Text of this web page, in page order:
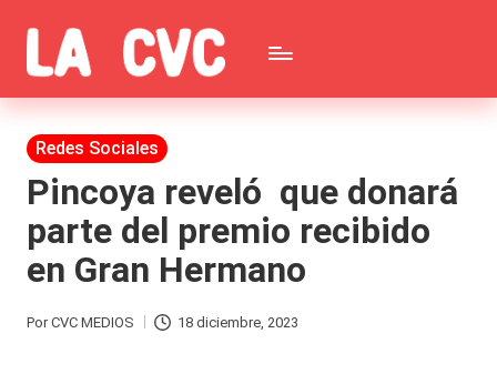
Saltar
al
contenido
C
o
p
u
c
h
a
Todas
las
noticias
de
la
Publicada
en
Redes Sociales
Pincoya reveló que donará
parte del premio recibido
en Gran Hermano
Publicado
PorCVC MEDIOS 18 diciembre, 2023